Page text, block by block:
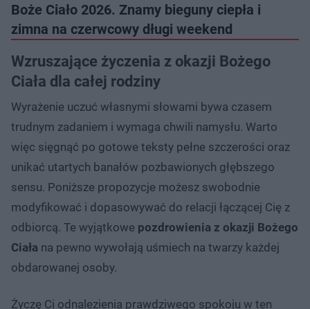
Boże Ciało 2026. Znamy bieguny ciepła i
zimna na czerwcowy długi weekend
Wzruszające życzenia z okazji Bożego
Ciała dla całej rodziny
Wyrażenie uczuć własnymi słowami bywa czasem
trudnym zadaniem i wymaga chwili namysłu. Warto
więc sięgnąć po gotowe teksty pełne szczerości oraz
unikać utartych banałów pozbawionych głębszego
sensu. Poniższe propozycje możesz swobodnie
modyfikować i dopasowywać do relacji łączącej Cię z
odbiorcą. Te wyjątkowe pozdrowienia z okazji Bożego
Ciała na pewno wywołają uśmiech na twarzy każdej
obdarowanej osoby.
Życzę Ci odnalezienia prawdziwego spokoju w ten